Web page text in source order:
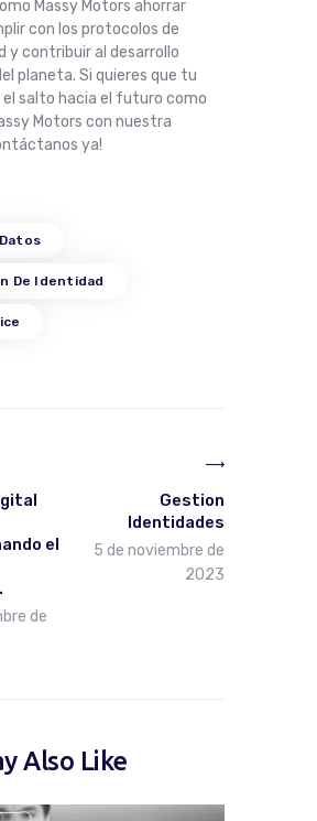
Massy Motors ahorrar
con los protocolos de
y contribuir al desarrollo
planeta. Si quieres que tu
el salto hacia el futuro como
Motors con nuestra
ya!
De Identidad
el
de
Gestion
Identidades
5 de noviembre de
2023
Also Like